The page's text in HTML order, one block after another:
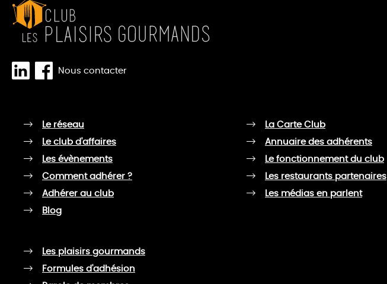
Nous contacter
Le réseau
Le club d'affaires
Les évènements
Comment adhérer ?
Adhérer au club
Blog
La Carte Club
Annuaire des adhérents
Le fonctionnement du club
Les restaurants partenaires
Les médias en parlent
Les plaisirs gourmands
Formules d'adhésion